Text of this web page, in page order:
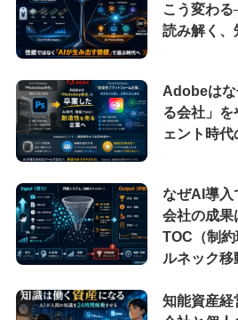
こう変わ
読み解く、
Adobeは
る会社」
ェント時
なぜAI導入
会社の成果
TOC（制
ルネック移
知能資産経